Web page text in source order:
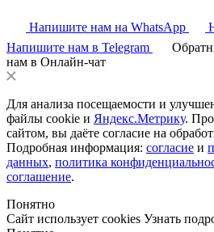
Напишите нам на WhatsApp
Напишите нам в Telegram
нам в Онлайн-чат
Для анализа посещаемости и
файлы cookie и Яндекс.Метрику.
сайтом, вы даёте согласие на
Подробная информация: согласие и
данных, политика
соглашение.
Понятно
Сайт использует cookies Узнать